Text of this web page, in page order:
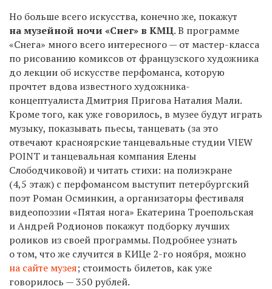
Но больше всего искусства, конечно же, покажут
на музейной ночи «Снег» в КМЦ. В программе
«Снега» много всего интересного — от мастер-класса
по рисованию комиксов от французского художника
до лекции об искусстве перфоманса, которую
прочтет вдова известного художника-
концептуалиста Дмитрия Пригова Наталия Мали.
Кроме того, как уже говорилось, в музее будут играть
музыку, показывать пьесы, танцевать (за это
отвечают красноярские танцевальные студии VIEW
POINT и танцевальная компания Елены
Слободчиковой) и читать стихи: на полиэкране
(4,5 этаж) с перфомансом выступит петербургский
поэт Роман Осминкин, а организаторы фестиваля
видеопоэзии «Пятая нога» Екатерина Троепольская
и Андрей Родионов покажут подборку лучших
роликов из своей программы. Подробнее узнать
о том, что же случится в КИЦе 2-го ноября, можно
на сайте музея; стоимость билетов, как уже
говорилось — 350 рублей.